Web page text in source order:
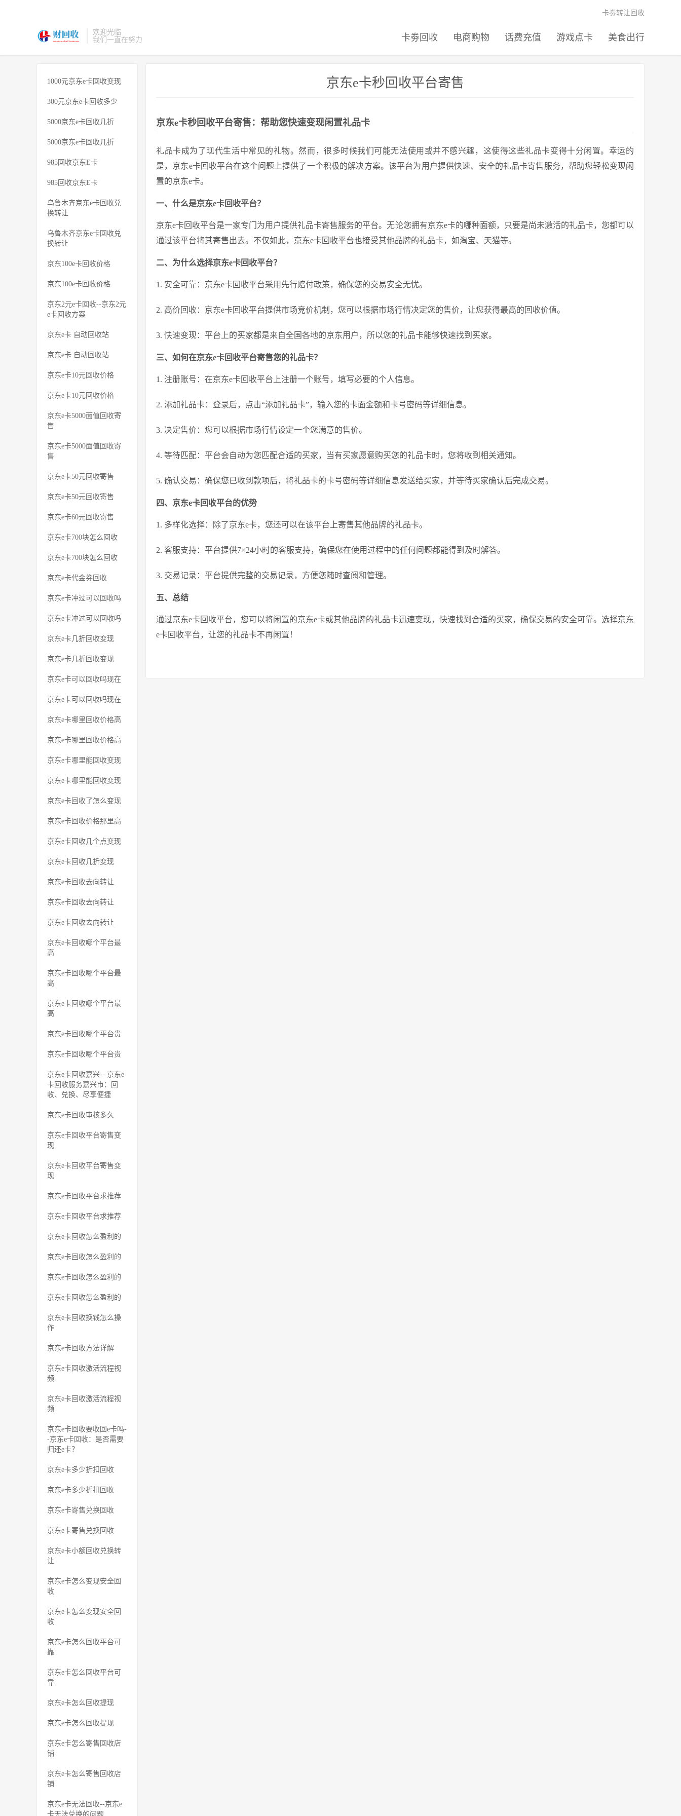
欢迎光临
我们一直在努力
卡劵回收 电商购物 话费充值 游戏点卡 美食出行
卡劵转让回收
1000元京东e卡回收变现
300元京东e卡回收多少
5000京东e卡回收几折
5000京东e卡回收几折
985回收京东E卡
985回收京东E卡
乌鲁木齐京东e卡回收兑
换转让
乌鲁木齐京东e卡回收兑
换转让
京东100e卡回收价格
京东100e卡回收价格
京东2元e卡回收--京东2元
e卡回收方案
京东e卡 自动回收站
京东e卡 自动回收站
京东e卡10元回收价格
京东e卡10元回收价格
京东e卡5000面值回收寄
售
京东e卡5000面值回收寄
售
京东e卡50元回收寄售
京东e卡50元回收寄售
京东e卡60元回收寄售
京东e卡700块怎么回收
京东e卡700块怎么回收
京东e卡代金券回收
京东e卡冲过可以回收吗
京东e卡冲过可以回收吗
京东e卡几折回收变现
京东e卡几折回收变现
京东e卡可以回收吗现在
京东e卡可以回收吗现在
京东e卡哪里回收价格高
京东e卡哪里回收价格高
京东e卡哪里能回收变现
京东e卡哪里能回收变现
京东e卡回收了怎么变现
京东e卡回收价格那里高
京东e卡回收几个点变现
京东e卡回收几折变现
京东e卡回收去向转让
京东e卡回收去向转让
京东e卡回收去向转让
京东e卡回收哪个平台最
高
京东e卡回收哪个平台最
高
京东e卡回收哪个平台最
高
京东e卡回收哪个平台贵
京东e卡回收哪个平台贵
京东e卡回收嘉兴-- 京东e
卡回收服务嘉兴市：回
收、兑换、尽享便捷
京东e卡回收审核多久
京东e卡回收平台寄售变
现
京东e卡回收平台寄售变
现
京东e卡回收平台求推荐
京东e卡回收平台求推荐
京东e卡回收怎么盈利的
京东e卡回收怎么盈利的
京东e卡回收怎么盈利的
京东e卡回收怎么盈利的
京东e卡回收换钱怎么操
作
京东e卡回收方法详解
京东e卡回收激活流程视
频
京东e卡回收激活流程视
频
京东e卡回收要收回e卡吗-
-京东e卡回收：是否需要
归还e卡？
京东e卡多少折扣回收
京东e卡多少折扣回收
京东e卡寄售兑换回收
京东e卡寄售兑换回收
京东e卡小额回收兑换转
让
京东e卡怎么变现安全回
收
京东e卡怎么变现安全回
收
京东e卡怎么回收平台可
靠
京东e卡怎么回收平台可
靠
京东e卡怎么回收提现
京东e卡怎么回收提现
京东e卡怎么寄售回收店
铺
京东e卡怎么寄售回收店
铺
京东e卡无法回收--京东e
卡无法兑换的问题
京东e卡秒回收平台寄售
京东e卡秒回收平台寄售：帮助您快速变现闲置礼品卡
礼品卡成为了现代生活中常见的礼物。然而，很多时候我们可能无法使用或并不感兴趣，这使得这些礼品卡变得十分闲置。幸运的
是，京东e卡回收平台在这个问题上提供了一个积极的解决方案。该平台为用户提供快速、安全的礼品卡寄售服务，帮助您轻松变现闲
置的京东e卡。
一、什么是京东e卡回收平台？
京东e卡回收平台是一家专门为用户提供礼品卡寄售服务的平台。无论您拥有京东e卡的哪种面额，只要是尚未激活的礼品卡，您都可以
通过该平台将其寄售出去。不仅如此，京东e卡回收平台也接受其他品牌的礼品卡，如淘宝、天猫等。
二、为什么选择京东e卡回收平台？
1. 安全可靠：京东e卡回收平台采用先行赔付政策，确保您的交易安全无忧。
2. 高价回收：京东e卡回收平台提供市场竞价机制，您可以根据市场行情决定您的售价，让您获得最高的回收价值。
3. 快速变现：平台上的买家都是来自全国各地的京东用户，所以您的礼品卡能够快速找到买家。
三、如何在京东e卡回收平台寄售您的礼品卡？
1. 注册账号：在京东e卡回收平台上注册一个账号，填写必要的个人信息。
2. 添加礼品卡：登录后，点击“添加礼品卡”，输入您的卡面金额和卡号密码等详细信息。
3. 决定售价：您可以根据市场行情设定一个您满意的售价。
4. 等待匹配：平台会自动为您匹配合适的买家，当有买家愿意购买您的礼品卡时，您将收到相关通知。
5. 确认交易：确保您已收到款项后，将礼品卡的卡号密码等详细信息发送给买家，并等待买家确认后完成交易。
四、京东e卡回收平台的优势
1. 多样化选择：除了京东e卡，您还可以在该平台上寄售其他品牌的礼品卡。
2. 客服支持：平台提供7×24小时的客服支持，确保您在使用过程中的任何问题都能得到及时解答。
3. 交易记录：平台提供完整的交易记录，方便您随时查阅和管理。
五、总结
通过京东e卡回收平台，您可以将闲置的京东e卡或其他品牌的礼品卡迅速变现，快速找到合适的买家，确保交易的安全可靠。选择京东
e卡回收平台，让您的礼品卡不再闲置！